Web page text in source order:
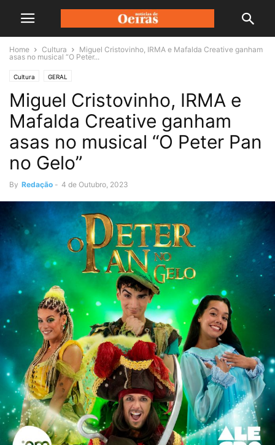
Home Cultura
Miguel Cristovinho, IRMA e Mafalda Creative ganham
asas no musical “O Peter...
Cultura GERAL
Miguel Cristovinho, IRMA e
Mafalda Creative ganham
asas no musical “O Peter Pan
no Gelo”
By Redação - 4 de Outubro, 2023